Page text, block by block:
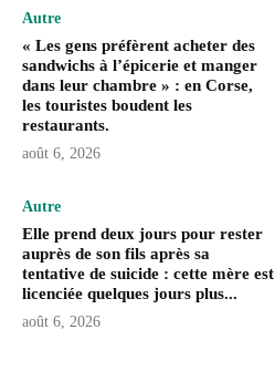
Autre
« Les gens préfèrent acheter des
sandwichs à l’épicerie et manger
dans leur chambre » : en Corse,
les touristes boudent les
restaurants.
août 6, 2026
Autre
Elle prend deux jours pour rester
auprès de son fils après sa
tentative de suicide : cette mère est
licenciée quelques jours plus...
août 6, 2026